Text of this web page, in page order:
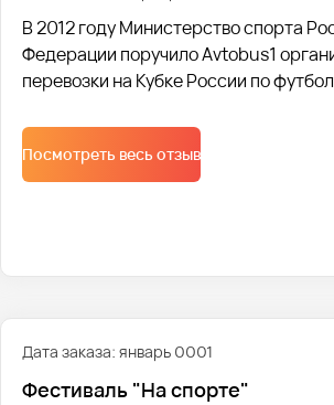
В 2012 году Министерство спорта
Федерации поручило Avtobus1
перевозки на Кубке России по
Посмотреть весь отзыв
Дата заказа: январь 0001
Фестиваль "На спорте"